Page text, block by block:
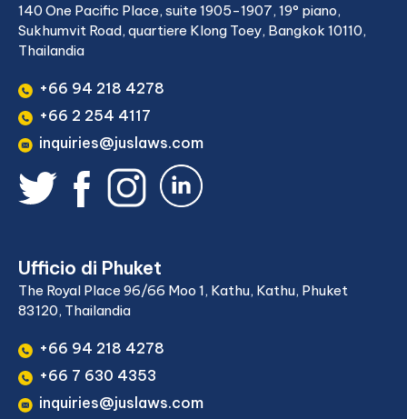
140 One Pacific Place, suite 1905-1907, 19° piano,
Sukhumvit Road, quartiere Klong Toey, Bangkok 10110,
Thailandia
+66 94 218 4278
+66 2 254 4117
inquiries@juslaws.com
Ufficio di Phuket
The Royal Place 96/66 Moo 1, Kathu, Kathu, Phuket
83120, Thailandia
+66 94 218 4278
+66 7 630 4353
inquiries@juslaws.com